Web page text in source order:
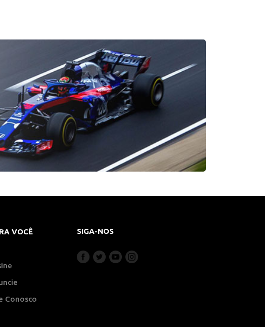
VOCÊ
Conosco
SIGA-NOS